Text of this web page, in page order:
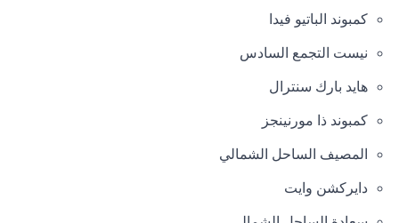
كمبوند الباتيو فيدا
نيست التجمع السادس
هايد بارك سنترال
كمبوند ذا مورنينجز
المصيف الساحل الشمالي
دايركشن وايت